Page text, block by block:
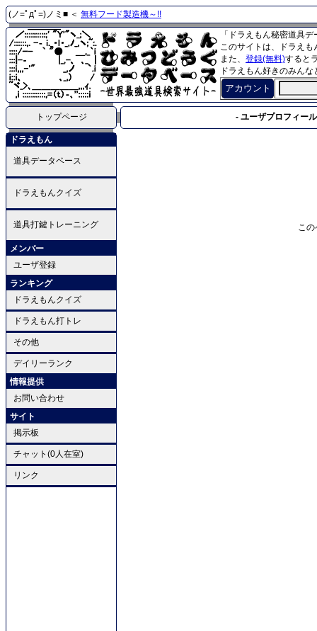
(ノ=ﾟдﾟ=)ノミ■ ＜ 無料フード製造機～!!
「ドラえもん秘密道具
このサイトは、ドラえ
また、 登録(無料)すると
ドラえもん好きのみん
アカウント
トップページ - ユーザプロフィー
ドラえもん
道具データベース
ドラえもんクイズ
道具打鍵トレーニング
メンバー
ユーザ登録
ランキング
ドラえもんクイズ
ドラえもん打トレ
その他
デイリーランク
情報提供
お問い合わせ
サイト
掲示板
チャット(0人在室)
リンク
こ